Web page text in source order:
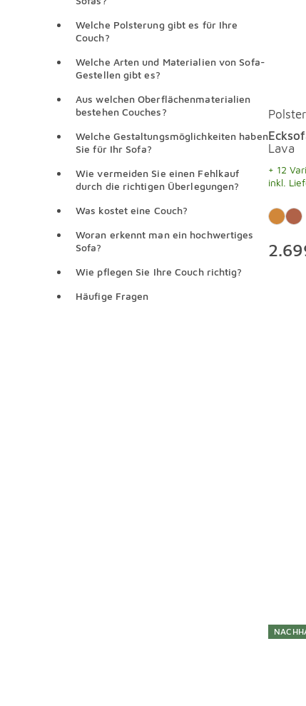
Welche Polsterung gibt es für Ihre
Couch?
Welche Arten und Materialien von Sofa-
Gestellen gibt es?
Aus welchen Oberflächenmaterialien
bestehen Couches?
Welche Gestaltungsmöglichkeiten haben
Sie für Ihr Sofa?
Wie vermeiden Sie einen Fehlkauf
durch die richtigen Überlegungen?
Was kostet eine Couch?
Woran erkennt man ein hochwertiges
Sofa?
Wie pflegen Sie Ihre Couch richtig?
Häufige Fragen
Lava
+ 12
inkl.